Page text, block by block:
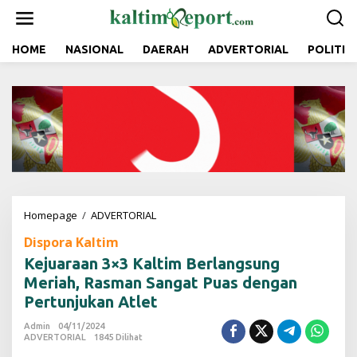
t
HOME NASIONAL DAERAH ADVERTORIAL POLITIK
Homepage / ADVERTORIAL
u
a
r
a
Dispora Kaltim
Kejuaraan 3×3 Kaltim Berlangsung
Meriah, Rasman Sangat Puas dengan
Pertunjukan Atlet
Admin
04/11/2024
ADVERTORIAL
1845 Dilihat